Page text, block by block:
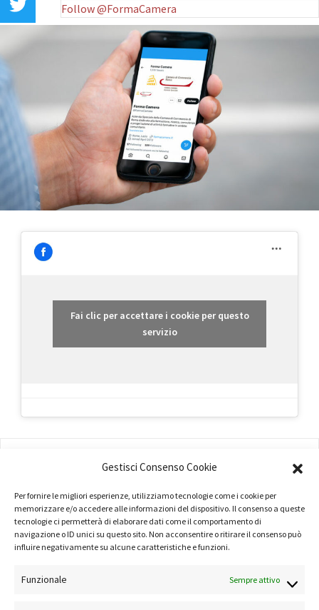
Gestisci Consenso Cookie
Per fornire le migliori esperienze, utilizziamo tecnologie come i cookie per
memorizzare e/o accedere alle informazioni del dispositivo. Il consenso a queste
tecnologie ci permetterà di elaborare dati come il comportamento di
navigazione o ID unici su questo sito. Non acconsentire o ritirare il consenso può
influire negativamente su alcune caratteristiche e funzioni.
Funzionale Sempre attivo
Follow @FormaCamera
Fai clic per accettare i cookie per questo
servizio
TERMINI E CONDIZIONI
PRIVACY POLICY